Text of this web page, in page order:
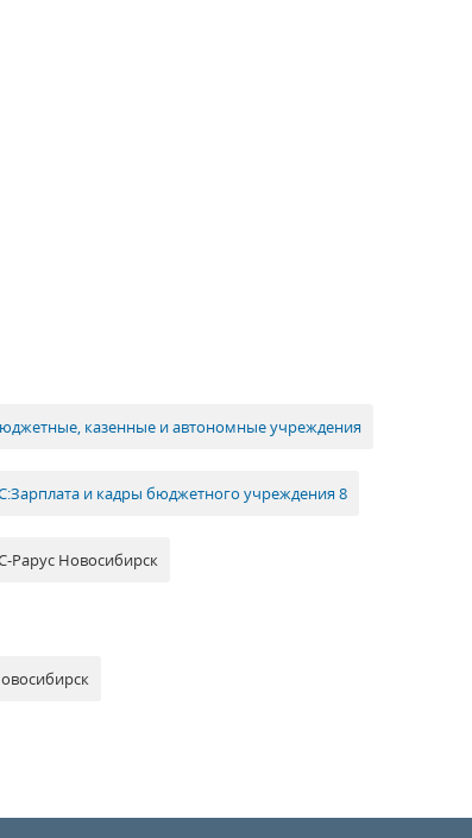
казенные и автономные учреждения
и кадры бюджетного учреждения 8
Рарус Новосибирск